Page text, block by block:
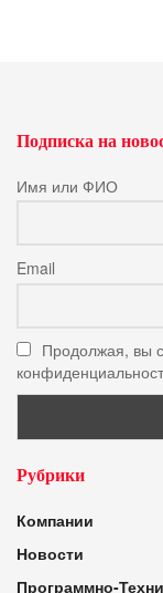
Подписка на
Имя или ФИО
Email
Продолжая, вы
Рубрики
Компании
Новости
Программно-